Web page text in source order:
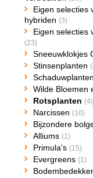
Eigen selecties
hybriden (3)
Eigen selecties
(23)
Sneeuwklokjes
Stinsenplanten
Schaduwplanten
Wilde Bloemen
Rotsplanten (4)
Narcissen (10)
Bijzondere
Alliums (1)
Primula's (15)
Evergreens (1)